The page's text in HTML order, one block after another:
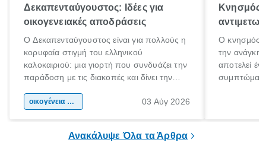
Δεκαπενταύγουστος: Ιδέες για
οικογενειακές αποδράσεις
Ο Δεκαπενταύγουστος είναι για πολλούς η
κορυφαία στιγμή του ελληνικού
καλοκαιριού: μια γιορτή που συνδυάζει την
παράδοση με τις διακοπές και δίνει την
χώρας. Είτε πρόκειται για λίγες μέρες
οικογένεια & παιδί 03 Αύγ 2026
Κνησμός:
Ο κνησμός
την ανάγκη
αποτελεί
Ανακάλυψε Όλα τα Άρθρα